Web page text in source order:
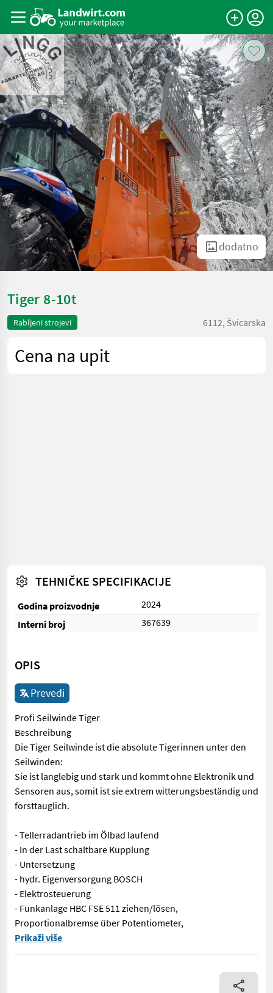
dodatno
Tiger 8-10t
Rabljeni strojevi 6112, Švicarska
Cena na upit
TEHNIČKE SPECIFIKACIJE
Godina proizvodnje
2024
Interni broj
367639
OPIS
Prevedi
Profi Seilwinde Tiger
Beschreibung
Die Tiger Seilwinde ist die absolute Tigerinnen unter den
Seilwinden:
Sie ist langlebig und stark und kommt ohne Elektronik und
Sensoren aus, somit ist sie extrem witterungsbeständig und
forsttauglich.
- Tellerradantrieb im Ölbad laufend
- In der Last schaltbare Kupplung
- Untersetzung
- hydr. Eigenversorgung BOSCH
- Elektrosteuerung
- Funkanlage HBC FSE 511 ziehen/lösen,
Proportionalbremse über Potentiometer,
Profi Seilwinde Tiger Beschreibung Die Tiger Seilwinde ist
Prikaži više